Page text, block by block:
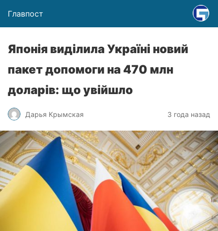
Главпост
Японія виділила Україні новий
пакет допомоги на 470 млн
доларів: що увійшло
Дарья Крымская 3 года назад